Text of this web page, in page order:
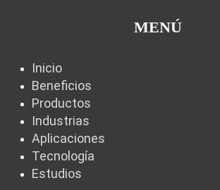
MENÚ
Inicio
Beneficios
Productos
Industrias
Aplicaciones
Tecnología
Estudios